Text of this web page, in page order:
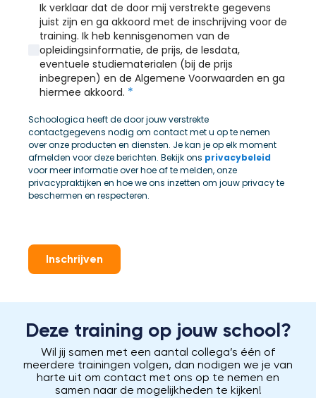
Ik verklaar dat de door mij verstrekte gegevens
juist zijn en ga akkoord met de inschrijving voor de
training. Ik heb kennisgenomen van de
opleidingsinformatie, de prijs, de lesdata,
eventuele studiematerialen (bij de prijs
inbegrepen) en de Algemene Voorwaarden en ga
hiermee akkoord. *
Schoologica heeft de door jouw verstrekte
contactgegevens nodig om contact met u op te nemen
over onze producten en diensten. Je kan je op elk moment
afmelden voor deze berichten. Bekijk ons privacybeleid
voor meer informatie over hoe af te melden, onze
privacypraktijken en hoe we ons inzetten om jouw privacy te
beschermen en respecteren.
Inschrijven
Deze training op jouw school?
Wil jij samen met een aantal collega’s één of
meerdere trainingen volgen, dan nodigen we je van
harte uit om contact met ons op te nemen en
samen naar de mogelijkheden te kijken!